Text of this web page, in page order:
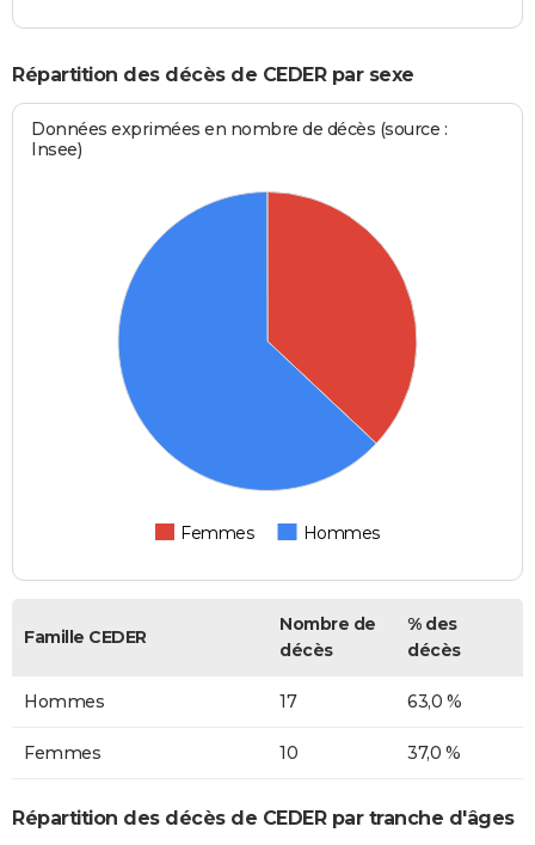
Répartition des décès de CEDER par sexe
Données exprimées en nombre de décès (source :
Insee)
Femmes Hommes
Famille CEDER
Nombre de
décès
% des
décès
Hommes 17 63,0 %
Femmes 10 37,0 %
Répartition des décès de CEDER par tranche d'âges